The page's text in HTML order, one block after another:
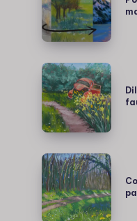
pastels
secs
manquent
d’éclat
Diluer
les
pastels
secs
Ce
qu’il
faut
savoir
Comment
faire
des
ombres